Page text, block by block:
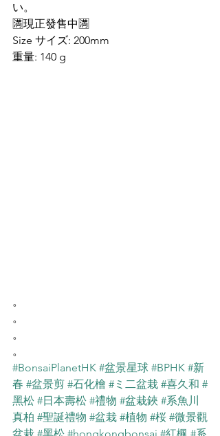
い。
🈵現正發售中🈵
Size サイズ: 200mm
重量: 140 g
。
。
。
。
#BonsaiPlanetHK #盆景星球 #BPHK #新
春 #盆景剪 #石化檜 #ミ二盆栽 #喜久和 #
黑松 #日本壽松 #禮物 #盆栽鋏 #系魚川
真柏 #聖誕禮物 #盆栽 #植物 #桜 #微景觀